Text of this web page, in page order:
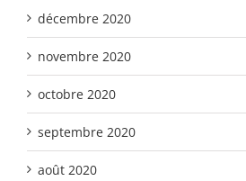
décembre 2020
novembre 2020
octobre 2020
septembre 2020
août 2020